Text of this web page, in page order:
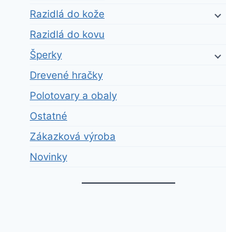
Razidlá do kože
Razidlá do kovu
Šperky
Drevené hračky
Polotovary a obaly
Ostatné
Zákazková výroba
Novinky